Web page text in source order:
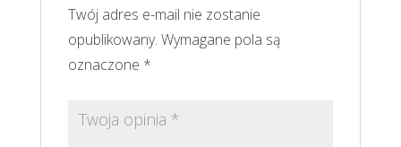
Twój adres e-mail nie zostanie
opublikowany. Wymagane pola są
oznaczone *